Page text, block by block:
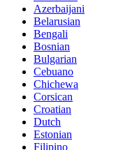
Azerbaijani
Belarusian
Bengali
Bosnian
Bulgarian
Cebuano
Chichewa
Corsican
Croatian
Dutch
Estonian
Filipino